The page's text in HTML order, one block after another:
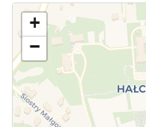
Użyj tego
zmianach w
+
−